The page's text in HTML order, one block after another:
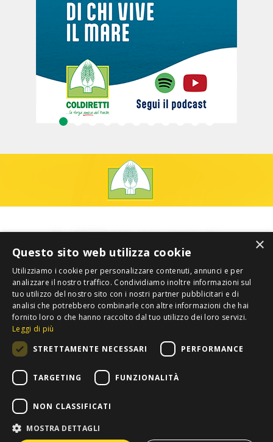
×
Questo sito web utilizza cookie
Utilizziamo i cookie per personalizzare contenuti, annunci e per
analizzare il nostro traffico. Condividiamo inoltre informazioni sul
tuo utilizzo del nostro sito con i nostri partner pubblicitari e di
analisi che potrebbero combinarle con altre informazioni che hai
fornito loro o che hanno raccolto dal tuo utilizzo dei loro servizi.
Leggi di più
STRETTAMENTE NECESSARI
PERFORMANCE
TARGETING FUNZIONALITÀ
NON CLASSIFICATI
MOSTRA DETTAGLI